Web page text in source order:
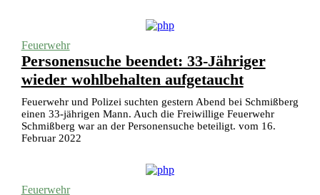
Feuerwehr
Personensuche beendet: 33-Jähriger
wieder wohlbehalten aufgetaucht
Feuerwehr und Polizei suchten gestern Abend bei Schmißberg
einen 33-jährigen Mann. Auch die Freiwillige Feuerwehr
Schmißberg war an der Personensuche beteiligt. vom 16.
Februar 2022
Feuerwehr